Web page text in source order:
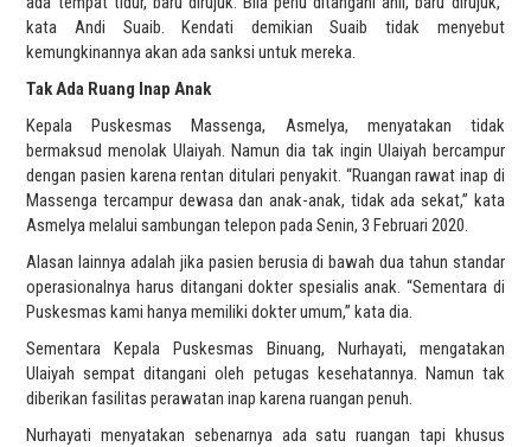
kata Andi Suaib. Kendati demikian Suaib tidak menyebut
kemungkinannya akan ada sanksi untuk mereka.
Tak Ada Ruang Inap Anak
Kepala Puskesmas Massenga, Asmelya, menyatakan tidak
bermaksud menolak Ulaiyah. Namun dia tak ingin Ulaiyah bercampur
dengan pasien karena rentan ditulari penyakit. “Ruangan rawat inap di
Massenga tercampur dewasa dan anak-anak, tidak ada sekat,” kata
Asmelya melalui sambungan telepon pada Senin, 3 Februari 2020.
Alasan lainnya adalah jika pasien berusia di bawah dua tahun standar
operasionalnya harus ditangani dokter spesialis anak. “Sementara di
Puskesmas kami hanya memiliki dokter umum,” kata dia.
Sementara Kepala Puskesmas Binuang, Nurhayati, mengatakan
Ulaiyah sempat ditangani oleh petugas kesehatannya. Namun tak
diberikan fasilitas perawatan inap karena ruangan penuh.
Nurhayati menyatakan sebenarnya ada satu ruangan tapi khusus